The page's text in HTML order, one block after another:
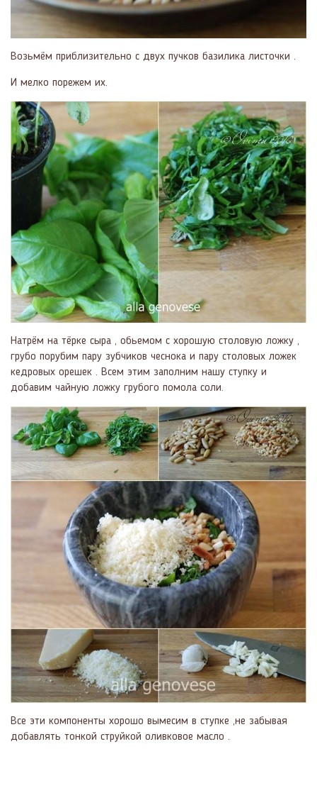
Возьмём приблизительно с двух пучков базилика листочки .
И мелко порежем их.
Натрём на тёрке сыра , обьемом с хорошую столовую ложку ,
грубо порубим пару зубчиков чеснока и пару столовых ложек
кедровых орешек . Всем этим заполним нашу ступку и
добавим чайную ложку грубого помола соли.
Все эти компоненты хорошо вымесим в ступке ,не забывая
добавлять тонкой струйкой оливковое масло .